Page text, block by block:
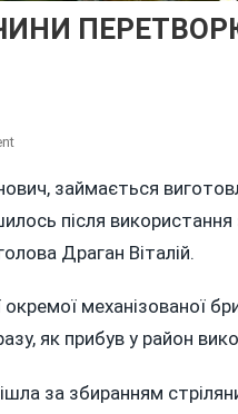
On
ВІЙСЬКОВИЙ
З
ВІННИЧЧИНИ
НА
ШЕДЕВРИ
займається
після
Драган Віталій.
механізованої
як прибув у район
за збиранням